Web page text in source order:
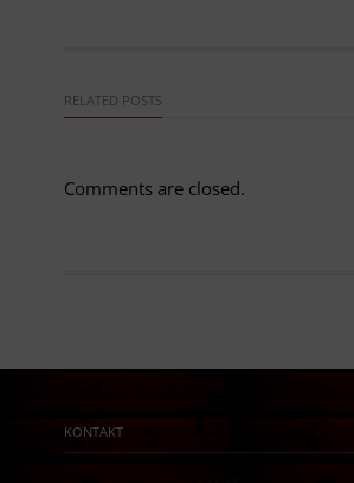
RELATED POSTS
Comments are closed.
KONTAKT